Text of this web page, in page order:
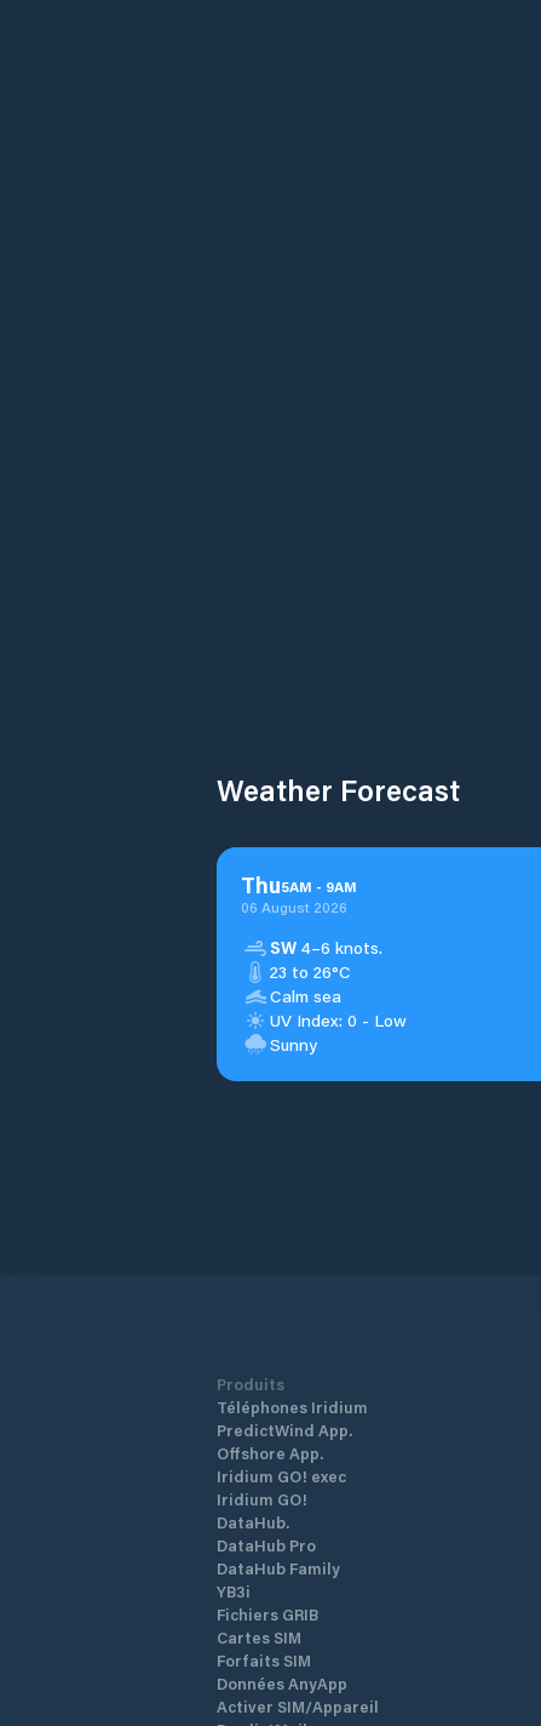
Weather Forecast
Thu5AM - 9AM
06 August 2026
SW 4–6 knots.
23 to 26°C
Calm sea
UV Index: 0 - Low
Sunny
Produits
Téléphones Iridium
PredictWind App.
Offshore App.
Iridium GO! exec
Iridium GO!
DataHub.
DataHub Pro
DataHub Family
YB3i
Fichiers GRIB
Cartes SIM
Forfaits SIM
Données AnyApp
Activer SIM/Appareil